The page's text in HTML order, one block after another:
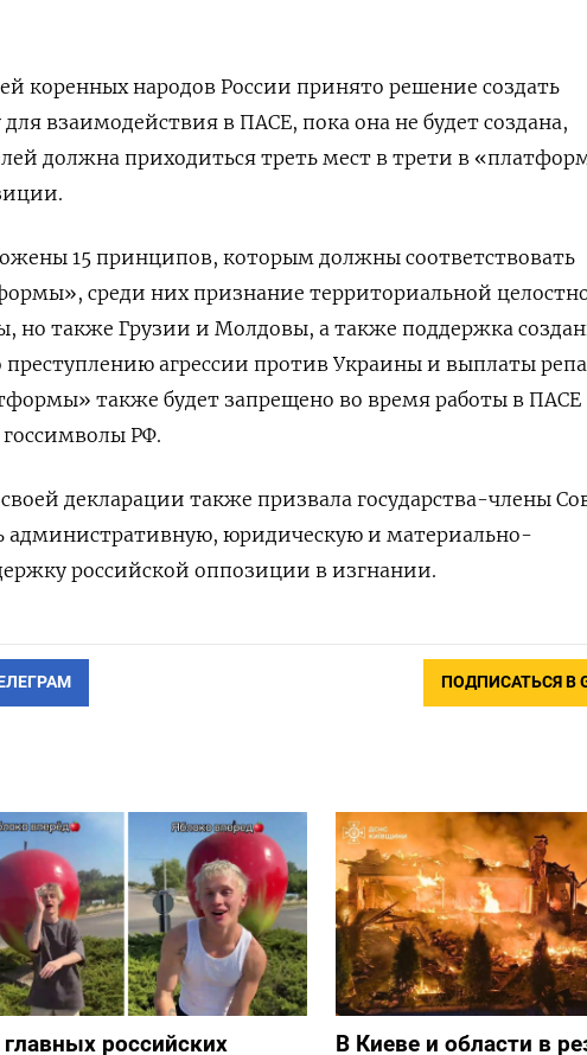
коренных народов России принято решение создать
взаимодействия в ПАСЕ, пока она не будет создана,
должна приходиться треть мест в трети в
15 принципов, которым должны соответствовать
среди них признание территориальной
но также Грузии и Молдовы, а также поддержка
преступлению агрессии против Украины и выплаты
также будет запрещено во время работы в ПАСЕ
РФ.
декларации также призвала государства-члены
административную, юридическую и материально-
российской оппозиции в изгнании.
ПОДПИСАТЬСЯ В
российских
В Киеве и области в